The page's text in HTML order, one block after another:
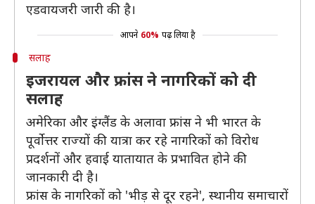
एडवायजरी जारी की है।
आपने 60% पढ़ लिया है
सलाह
इजरायल और फ्रांस ने नागरिकों को दी
सलाह
अमेरिका और इंग्लैंड के अलावा फ्रांस ने भी भारत के
पूर्वोत्तर राज्यों की यात्रा कर रहे नागरिकों को विरोध
प्रदर्शनों और हवाई यातायात के प्रभावित होने की
जानकारी दी है।
फ्रांस के नागरिकों को 'भीड़ से दूर रहने', स्थानीय समाचारों